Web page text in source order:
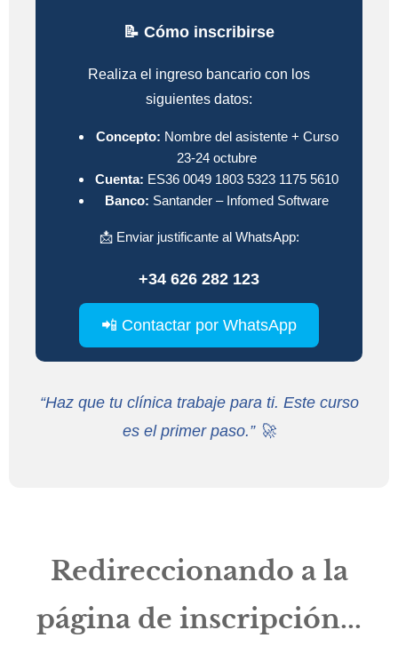
📝 Cómo inscribirse
Realiza el ingreso bancario con los
siguientes datos:
Concepto: Nombre del asistente + Curso
23-24 octubre
Cuenta: ES36 0049 1803 5323 1175 5610
Banco: Santander – Infomed Software
📩 Enviar justificante al WhatsApp:
+34 626 282 123
📲 Contactar por WhatsApp
“Haz que tu clínica trabaje para ti. Este curso
es el primer paso.” 🚀
Redireccionando a la
página de inscripción...